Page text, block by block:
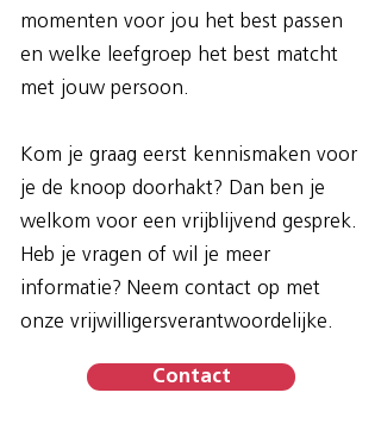
momenten voor jou het best passen
en welke leefgroep het best matcht
met jouw persoon.
Kom je graag eerst kennismaken voor
je de knoop doorhakt? Dan ben je
welkom voor een vrijblijvend gesprek.
Heb je vragen of wil je meer
informatie? Neem contact op met
onze vrijwilligersverantwoordelijke.
Contact